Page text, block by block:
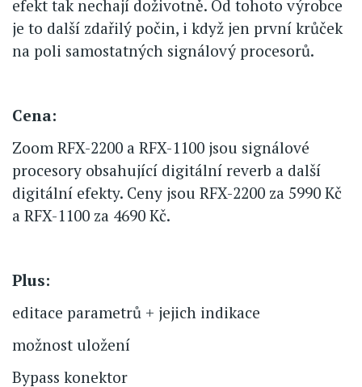
efekt tak nechají doživotně. Od tohoto výrobce
je to další zdařilý počin, i když jen první krůček
na poli samostatných signálový procesorů.
Cena:
Zoom RFX-2200 a RFX-1100 jsou signálové
procesory obsahující digitální reverb a další
digitální efekty. Ceny jsou RFX-2200 za 5990 Kč
a RFX-1100 za 4690 Kč.
Plus:
editace parametrů + jejich indikace
možnost uložení
Bypass konektor